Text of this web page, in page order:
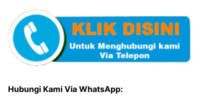
Hubungi Kami Via WhatsApp: